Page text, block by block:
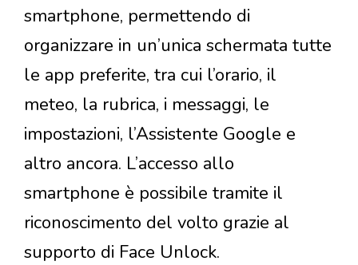
smartphone, permettendo di
organizzare in un’unica schermata tutte
le app preferite, tra cui l’orario, il
meteo, la rubrica, i messaggi, le
impostazioni, l’Assistente Google e
altro ancora. L’accesso allo
smartphone è possibile tramite il
riconoscimento del volto grazie al
supporto di Face Unlock.